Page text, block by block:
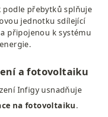
podle přebytků splňuje
jednotku sdílející
připojenou k systému
a fotovoltaiku
Infigy usnadňuje
na fotovoltaiku.